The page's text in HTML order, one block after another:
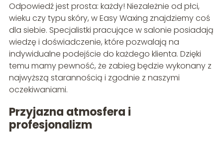
Odpowiedź jest prosta: każdy! Niezależnie od płci,
wieku czy typu skóry, w Easy Waxing znajdziemy coś
dla siebie. Specjalistki pracujące w salonie posiadają
wiedzę i doświadczenie, które pozwalają na
indywidualne podejście do każdego klienta. Dzięki
temu mamy pewność, że zabieg będzie wykonany z
najwyższą starannością i zgodnie z naszymi
oczekiwaniami.
Przyjazna atmosfera i
profesjonalizm